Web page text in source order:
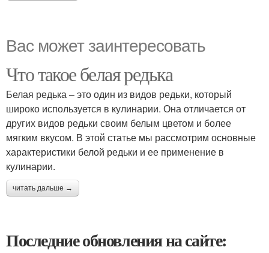
Вас может заинтересовать
Что такое белая редька
Белая редька – это один из видов редьки, который
широко используется в кулинарии. Она отличается от
других видов редьки своим белым цветом и более
мягким вкусом. В этой статье мы рассмотрим основные
характеристики белой редьки и ее применение в
кулинарии.
читать дальше →
Последние обновления на сайте: